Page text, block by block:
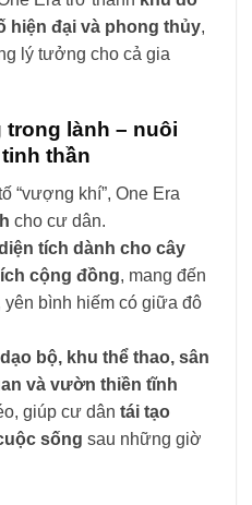
hiện đại và phong thủy,
lý tưởng cho cả gia
lành – nuôi
thần
“vượng khí”, One Era
cho cư dân.
tích dành cho cây
cộng đồng, mang đến
yên bình hiếm có giữa đô
bộ, khu thể thao, sân
và vườn thiền tĩnh
giúp cư dân tái tạo
sống sau những giờ